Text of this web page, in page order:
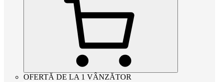
OFERTĂ DE LA 1 VÂNZĂTOR